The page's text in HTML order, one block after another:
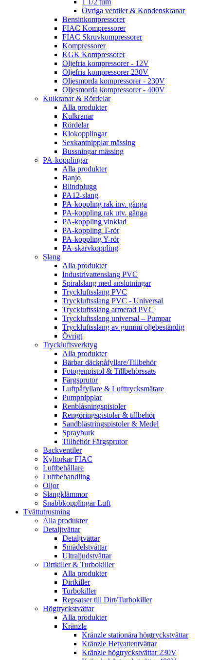
1 1/2 tum
Övriga ventiler & Kondenskranar
Bensinkompressorer
FIAC Kompressorer
FIAC Skruvkompressorer
Kompressorer
KGK Kompressorer
Oljefria kompressorer - 12V
Oljefria kompressorer 230V
Oljesmorda kompressorer - 230V
Oljesmorda kompressorer - 400V
Kulkranar & Rördelar
Alla produkter
Kulkranar
Rördelar
Klokopplingar
Sexkantnipplar mässing
Bussningar mässing
PA-kopplingar
Alla produkter
Banjo
Blindplugg
PA12-slang
PA-koppling rak inv. gänga
PA-koppling rak utv. gänga
PA-koppling vinklad
PA-koppling T-rör
PA-koppling Y-rör
PA-skarvkoppling
Slang
Alla produkter
Industrivattenslang PVC
Spiralslang med anslutningar
Tryckluftsslang PVC
Tryckluftsslang PVC - Universal
Tryckluftsslang armerad PVC
Tryckluftsslang universal – Pumpar
Tryckluftsslang av gummi oljebeständig
Övrigt
Tryckluftsverktyg
Alla produkter
Bärbar däckpåfyllare/Tillbehör
Fotogenpistol & Tillbehörssats
Färgsprutor
Luftpåfyllare & Lufttrycksmätare
Pumpnipplar
Renblåsningspistoler
Rengöringspistoler & tillbehör
Sandblästringspistoler & Medel
Sprayburk
Tillbehör Färgsprutor
Backventiler
Kyltorkar FIAC
Luftbehållare
Luftbehandling
Oljor
Slangklämmor
Snabbkopplingar Luft
Tvättutrustning
Alla produkter
Detaljtvättar
Detaljtvättar
Smådelstvättar
Ultraljudstvättar
Dirtkiller & Turbokiller
Alla produkter
Dirtkiller
Turbokiller
Repsatser till Dirt/Turbokiller
Högtryckstvättar
Alla produkter
Kränzle
Kränzle stationära högtryckstvättar
Kränzle Hetvattentvättar
Kränzle högtryckstvättar 230V